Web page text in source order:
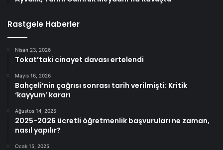
Rastgele Haberler
Nisan 23, 2026
Tokat’taki cinayet davası ertelendi
Mayıs 16, 2026
Bahçeli’nin çağrısı sonrası tarih verilmişti: Kritik
‘kayyum’ kararı
Ağustos 14, 2025
2025-2026 ücretli öğretmenlik başvuruları ne zaman,
nasıl yapılır?
Ocak 15, 2025